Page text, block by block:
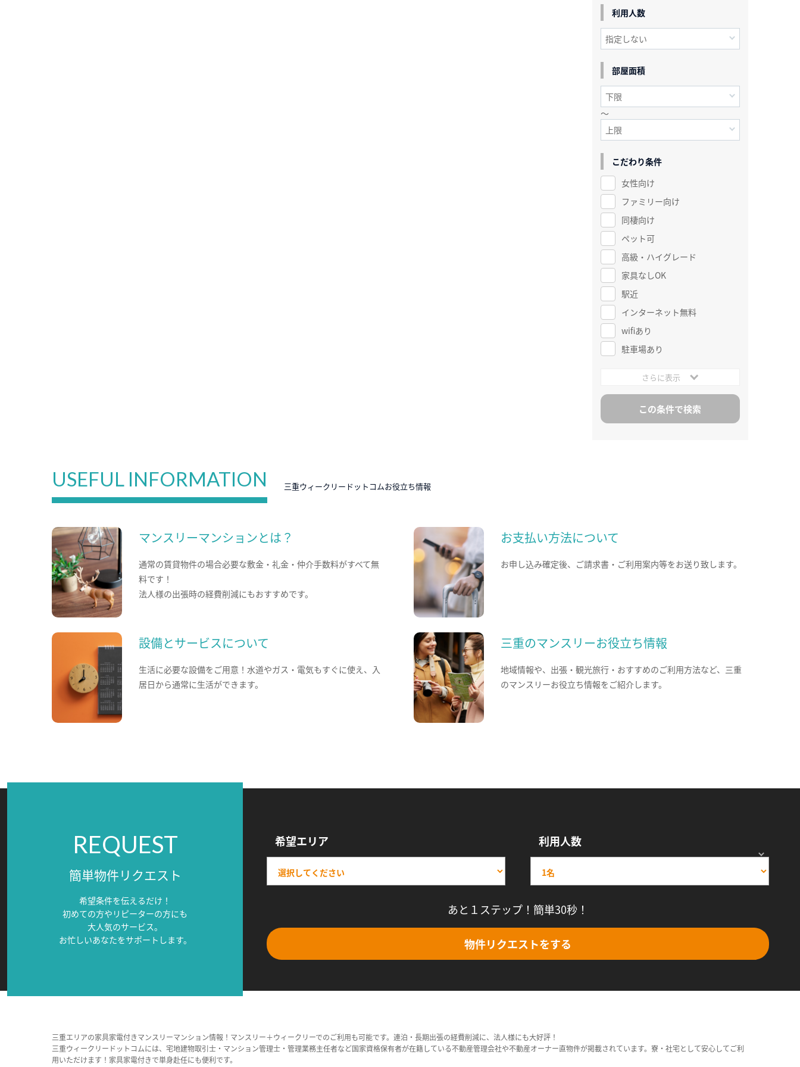
利用人数
部屋面積
～
こだわり条件
女性向け
ファミリー向け
同棲向け
ペット可
高級・ハイグレード
家具なしOK
駅近
インターネット無料
wifiあり
駐車場あり
さらに表示
USEFUL INFORMATION 三重ウィークリードットコムお役立ち情報
マンスリーマンションとは？
通常の賃貸物件の場合必要な敷金・礼金・仲介手数料がすべて無
料です！
法人様の出張時の経費削減にもおすすめです。
お支払い方法について
お申し込み確定後、ご請求書・ご利用案内等をお送り致します。
設備とサービスについて
生活に必要な設備をご用意！水道やガス・電気もすぐに使え、入
居日から通常に生活ができます。
三重のマンスリーお役立ち情報
地域情報や、出張・観光旅行・おすすめのご利用方法など、三重
のマンスリーお役立ち情報をご紹介します。
REQUEST
簡単物件リクエスト
希望条件を伝えるだけ！
初めての方やリピーターの方にも
大人気のサービス。
お忙しいあなたをサポートします。
希望エリア 利用人数
あと１ステップ！簡単30秒！
物件リクエストをする
三重エリアの家具家電付きマンスリーマンション情報！マンスリー＋ウィークリーでのご利用も可能です。連泊・長期出張の経費削減に、法人様にも大好評！
三重ウィークリードットコムには、宅地建物取引士・マンション管理士・管理業務主任者など国家資格保有者が在籍している不動産管理会社や不動産オーナー直物件が掲載されています。寮・社宅として安心してご利
用いただけます！家具家電付きで単身赴任にも便利です。